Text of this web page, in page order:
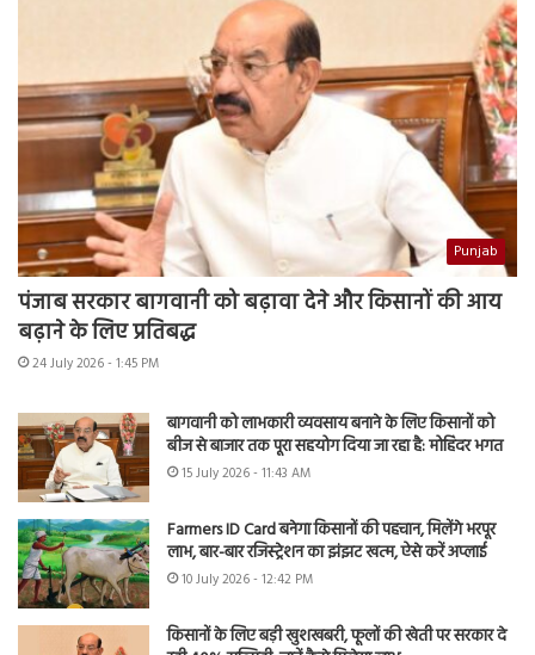
Punjab
पंजाब सरकार बागवानी को बढ़ावा देने और किसानों की आय
बढ़ाने के लिए प्रतिबद्ध
24 July 2026 - 1:45 PM
बागवानी को लाभकारी व्यवसाय बनाने के लिए किसानों को
बीज से बाजार तक पूरा सहयोग दिया जा रहा है: मोहिंदर भगत
15 July 2026 - 11:43 AM
Farmers ID Card बनेगा किसानों की पहचान, मिलेंगे भरपूर
लाभ, बार-बार रजिस्ट्रेशन का झंझट खत्म, ऐसे करें अप्लाई
10 July 2026 - 12:42 PM
किसानों के लिए बड़ी खुशखबरी, फूलों की खेती पर सरकार दे